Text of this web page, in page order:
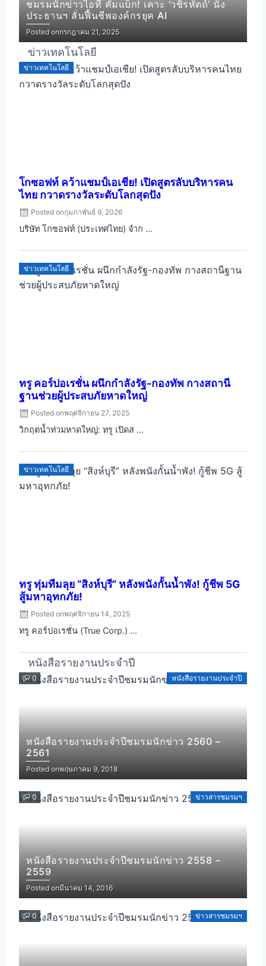
ชมรมนักข่าวไอที คัมแบ็ก! เคาะ ‘วชิรหัตถ์’ นั่ง
ประธานฯ ลั่นฟื้นชีพองค์กรยุค AI
Posted onกรกฎาคม 21, 2025
ข่าวเทคโนโลยี
ข่าวเทคโนโลยี
โกซอฟท์ คว้าแชมป์เอเชีย! เปิดสูตรลับบริหารคน
ไทย กวาดรางวัลระดับโลกสุดปัง
Posted onกุมภาพันธ์ 9, 2026
บริษัท โกซอฟท์ (ประเทศไทย) จำก ...
ข่าวเทคโนโลยี
ทรู คอร์ปอเรชั่น ผนึกกำลังรัฐ-กองทัพ กางสถานี
ฐานช่วยผู้ประสบภัยหาดใหญ่
Posted onพฤศจิกายน 27, 2025
วิกฤตน้ำท่วมหาดใหญ่: ทรู เปิดส ...
ข่าวเทคโนโลยี
ทรู ทุ่มทีมลุย “สิงห์บุรี” หลังพนังกั้นน้ำพัง! กู้ชีพ 5G
สู้มหาอุทกภัย!
Posted onพฤศจิกายน 14, 2025
ทรู คอร์ปอเรชั่น (True Corp.) ...
หนังสือรายงานประจำปี
0 หนังสือรายงานประจำปี
หนังสือรายงานประจำปีชมรมนักข่าว 2560 –
2561
Posted onพฤษภาคม 9, 2018
0 ข่าวสารชมรมฯ
หนังสือรายงานประจำปีชมรมนักข่าว 2558 –
2559
Posted onมีนาคม 14, 2016
0 ข่าวสารชมรมฯ